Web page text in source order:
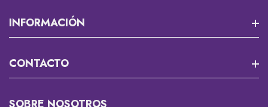
Misión 13
Cortadores Y Marcadores Para Fondant
Accesorios Gamer 🎮
INFORMACIÓN
Que Es Un Custom?
CONTACTO
Rastrea Tu Pedido